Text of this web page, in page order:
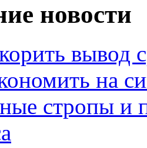
новости
вывод
на
стропы и